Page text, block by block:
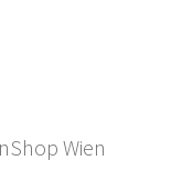
Wien